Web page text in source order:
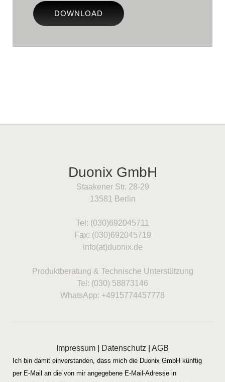
DOWNLOAD
Duonix GmbH
Staakener Str. 28-29
13581 Berlin
Tel: (030)692045711
Fax: (030)692045719
info(at)duonix.de
Produktberatung & Technische Unterstützung
Tel: (030) 58873146
WhatsApp: +4915774457778
Impressum Datenschutz AGB
Ich bin damit einverstanden, dass mich die Duonix GmbH künftig
per E-Mail an die von mir angegebene E-Mail-Adresse in